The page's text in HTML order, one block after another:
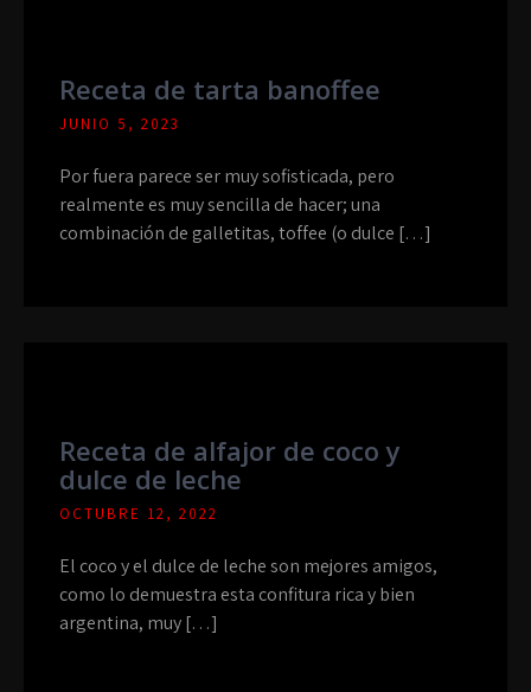
Receta de tarta banoffee
JUNIO 5, 2023
Por fuera parece ser muy sofisticada, pero
realmente es muy sencilla de hacer; una
combinación de galletitas, toffee (o dulce […]
Receta de alfajor de coco y
dulce de leche
OCTUBRE 12, 2022
El coco y el dulce de leche son mejores amigos,
como lo demuestra esta confitura rica y bien
argentina, muy […]